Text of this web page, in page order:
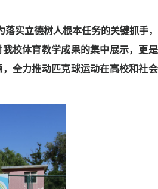
落实立德树人根本任务的关键抓手
校体育教学成果的集中展示，更
全力推动匹克球运动在高校和社